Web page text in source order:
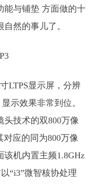
能与铺垫 方面做的十
然的事儿了。
LTPS显示屏，分辨
示效果非常到位。
技术的双800万像
应的同为800万像
机内置主频1.8GHz
“i3”微智核协处理